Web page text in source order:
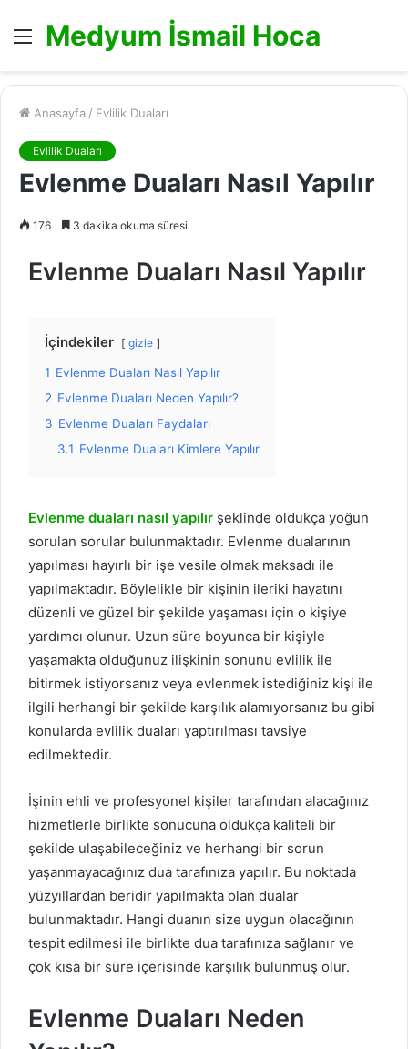
MenüMedyum İsmail Hoca
Anasayfa / Evlilik Duaları
Evlilik Duaları
Evlenme Duaları Nasıl Yapılır
176 3 dakika okuma süresi
Evlenme Duaları Nasıl Yapılır
İçindekiler gizle
1 Evlenme Duaları Nasıl Yapılır
2 Evlenme Duaları Neden Yapılır?
3 Evlenme Duaları Faydaları
3.1 Evlenme Duaları Kimlere Yapılır
Evlenme duaları nasıl yapılır şeklinde oldukça yoğun
sorulan sorular bulunmaktadır. Evlenme dualarının
yapılması hayırlı bir işe vesile olmak maksadı ile
yapılmaktadır. Böylelikle bir kişinin ileriki hayatını
düzenli ve güzel bir şekilde yaşaması için o kişiye
yardımcı olunur. Uzun süre boyunca bir kişiyle
yaşamakta olduğunuz ilişkinin sonunu evlilik ile
bitirmek istiyorsanız veya evlenmek istediğiniz kişi ile
ilgili herhangi bir şekilde karşılık alamıyorsanız bu gibi
konularda evlilik duaları yaptırılması tavsiye
edilmektedir.
İşinin ehli ve profesyonel kişiler tarafından alacağınız
hizmetlerle birlikte sonucuna oldukça kaliteli bir
şekilde ulaşabileceğiniz ve herhangi bir sorun
yaşanmayacağınız dua tarafınıza yapılır. Bu noktada
yüzyıllardan beridir yapılmakta olan dualar
bulunmaktadır. Hangi duanın size uygun olacağının
tespit edilmesi ile birlikte dua tarafınıza sağlanır ve
çok kısa bir süre içerisinde karşılık bulunmuş olur.
Evlenme Duaları Neden